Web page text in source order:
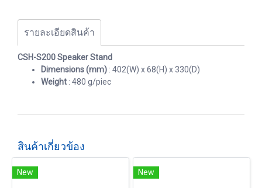
รายละเอียดสินค้า
CSH-S200 Speaker Stand
Dimensions (mm) : 402(W) x 68(H) x 330(D)
Weight : 480 g/piec
สินค้าเกี่ยวข้อง
New New